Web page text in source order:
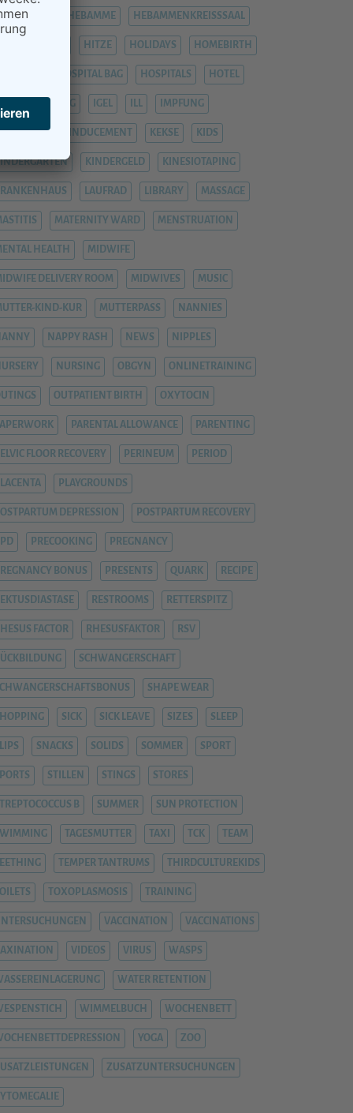
LEGS HEBAMME HEBAMMENKREISSSAAL
HITZE HOLIDAYS HOMEBIRTH
HOSPITAL BAG HOSPITALS HOTEL
HYPNOBIRTHING IGEL ILL IMPFUNG
INDUCEMENT KEKSE KIDS
KINDERGELD KINESIOTAPING
LAUFRAD LIBRARY MASSAGE
MATERNITY WARD MENSTRUATION
HEALTH MIDWIFE
DELIVERY ROOM MIDWIVES MUSIC
KIND-KUR MUTTERPASS NANNIES
NAPPY RASH NEWS NIPPLES
NURSING OBGYN ONLINETRAINING
OUTPATIENT BIRTH OXYTOCIN
PARENTAL ALLOWANCE PARENTING
FLOOR RECOVERY PERINEUM PERIOD
PLAYGROUNDS
DEPRESSION POSTPARTUM RECOVERY
PRECOOKING PREGNANCY
BONUS PRESENTS QUARK RECIPE
RESTROOMS RETTERSPITZ
FACTOR RHESUSFAKTOR RSV
SCHWANGERSCHAFT
SHAPE WEAR
SICK SICK LEAVE SIZES SLEEP
SNACKS SOLIDS SOMMER SPORT
STILLEN STINGS STORES
B SUMMER SUN PROTECTION
TAGESMUTTER TAXI TCK TEAM
TEETHING TEMPER TANTRUMS THIRDCULTUREKIDS
TOILETS TOXOPLASMOSIS TRAINING
VACCINATION VACCINATIONS
VIDEOS VIRUS WASPS
WATER RETENTION
WIMMELBUCH WOCHENBETT
YOGA ZOO
ZUSATZUNTERSUCHUNGEN